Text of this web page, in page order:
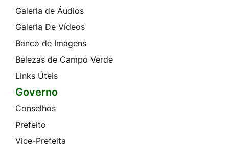
Galeria de Áudios
Galeria De Vídeos
Banco de Imagens
Belezas de Campo Verde
Links Úteis
Governo
Conselhos
Prefeito
Vice-Prefeita